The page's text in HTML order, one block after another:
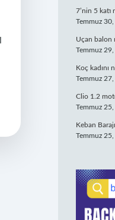
7’nin 5 katı
Temmuz
Uçan balon
Temmuz
Koç kadını
Temmuz
Clio 1.2
Temmuz
Keban
Temmuz